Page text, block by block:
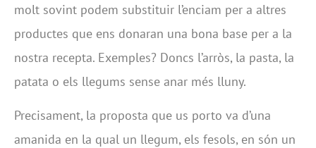
molt sovint podem substituir l’enciam per a altres
productes que ens donaran una bona base per a la
nostra recepta. Exemples? Doncs l’arròs, la pasta, la
patata o els llegums sense anar més lluny.
Precisament, la proposta que us porto va d’una
amanida en la qual un llegum, els fesols, en són un